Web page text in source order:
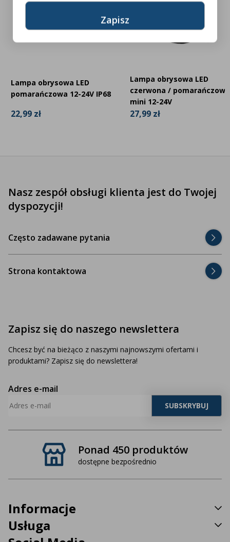
Lampa obrysowa LED
pomarańczowa 12-24V IP68
22,99 zł
Lampa obrysowa LED
czerwona / pomarańczowa
mini 12-24V
27,99 zł
Ponad 450 produktów
dostępne bezpośrednio
Nasz zespół obsługi klienta jest do Twojej
dyspozycji!
Często zadawane pytania
Strona kontaktowa
Zapisz się do naszego newslettera
Chcesz być na bieżąco z naszymi najnowszymi ofertami i
produktami? Zapisz się do newslettera!
Adres e-mail
Informacje
Usługa